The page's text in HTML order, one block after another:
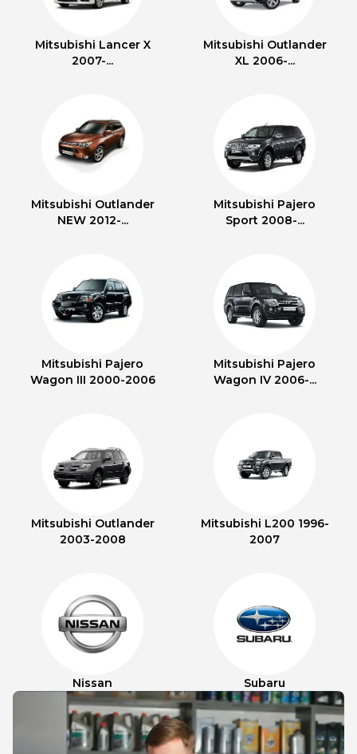
Mitsubishi Lancer X
2007-...
Mitsubishi Outlander
XL 2006-...
Mitsubishi Outlander
NEW 2012-...
Mitsubishi Pajero
Sport 2008-...
Mitsubishi Pajero
Wagon III 2000-2006
Mitsubishi Pajero
Wagon IV 2006-...
Mitsubishi Outlander
2003-2008
Mitsubishi L200 1996-
2007
Nissan Subaru